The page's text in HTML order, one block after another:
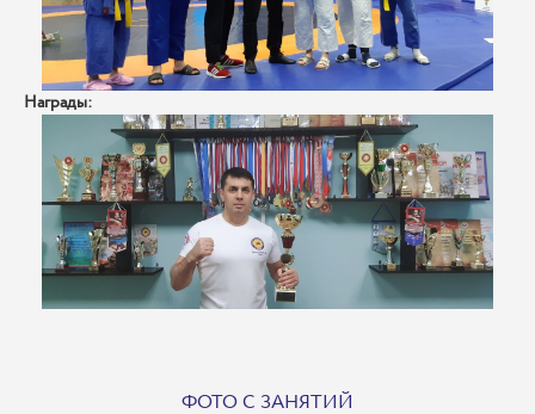
Награды:
ФОТО С ЗАНЯТИЙ